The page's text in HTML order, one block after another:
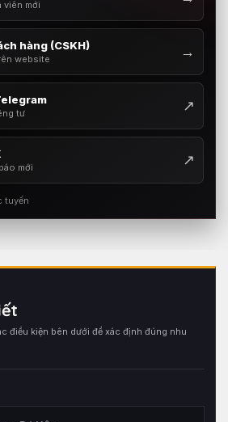
viên mới
hàng (CSKH)
website →
tư ↗
mới ↗
tuyến
điều kiện bên dưới để xác định đúng nhu